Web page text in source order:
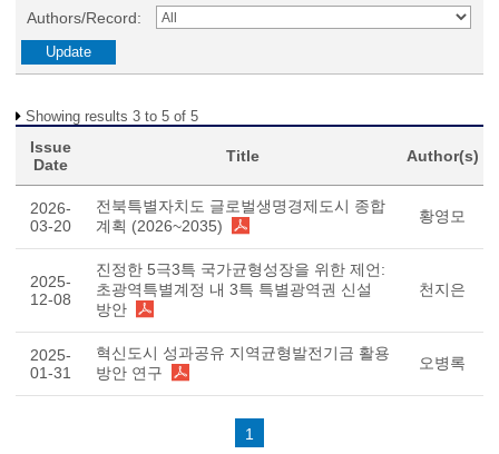
Authors/Record:
Showing results 3 to 5 of 5
Issue
Date
Title Author(s)
2026-
03-20
전북특별자치도 글로벌생명경제도시 종합
계획 (2026~2035)
황영모
2025-
12-08
진정한 5극3특 국가균형성장을 위한 제언:
초광역특별계정 내 3특 특별광역권 신설
방안
천지은
2025-
01-31
혁신도시 성과공유 지역균형발전기금 활용
방안 연구
오병록
1